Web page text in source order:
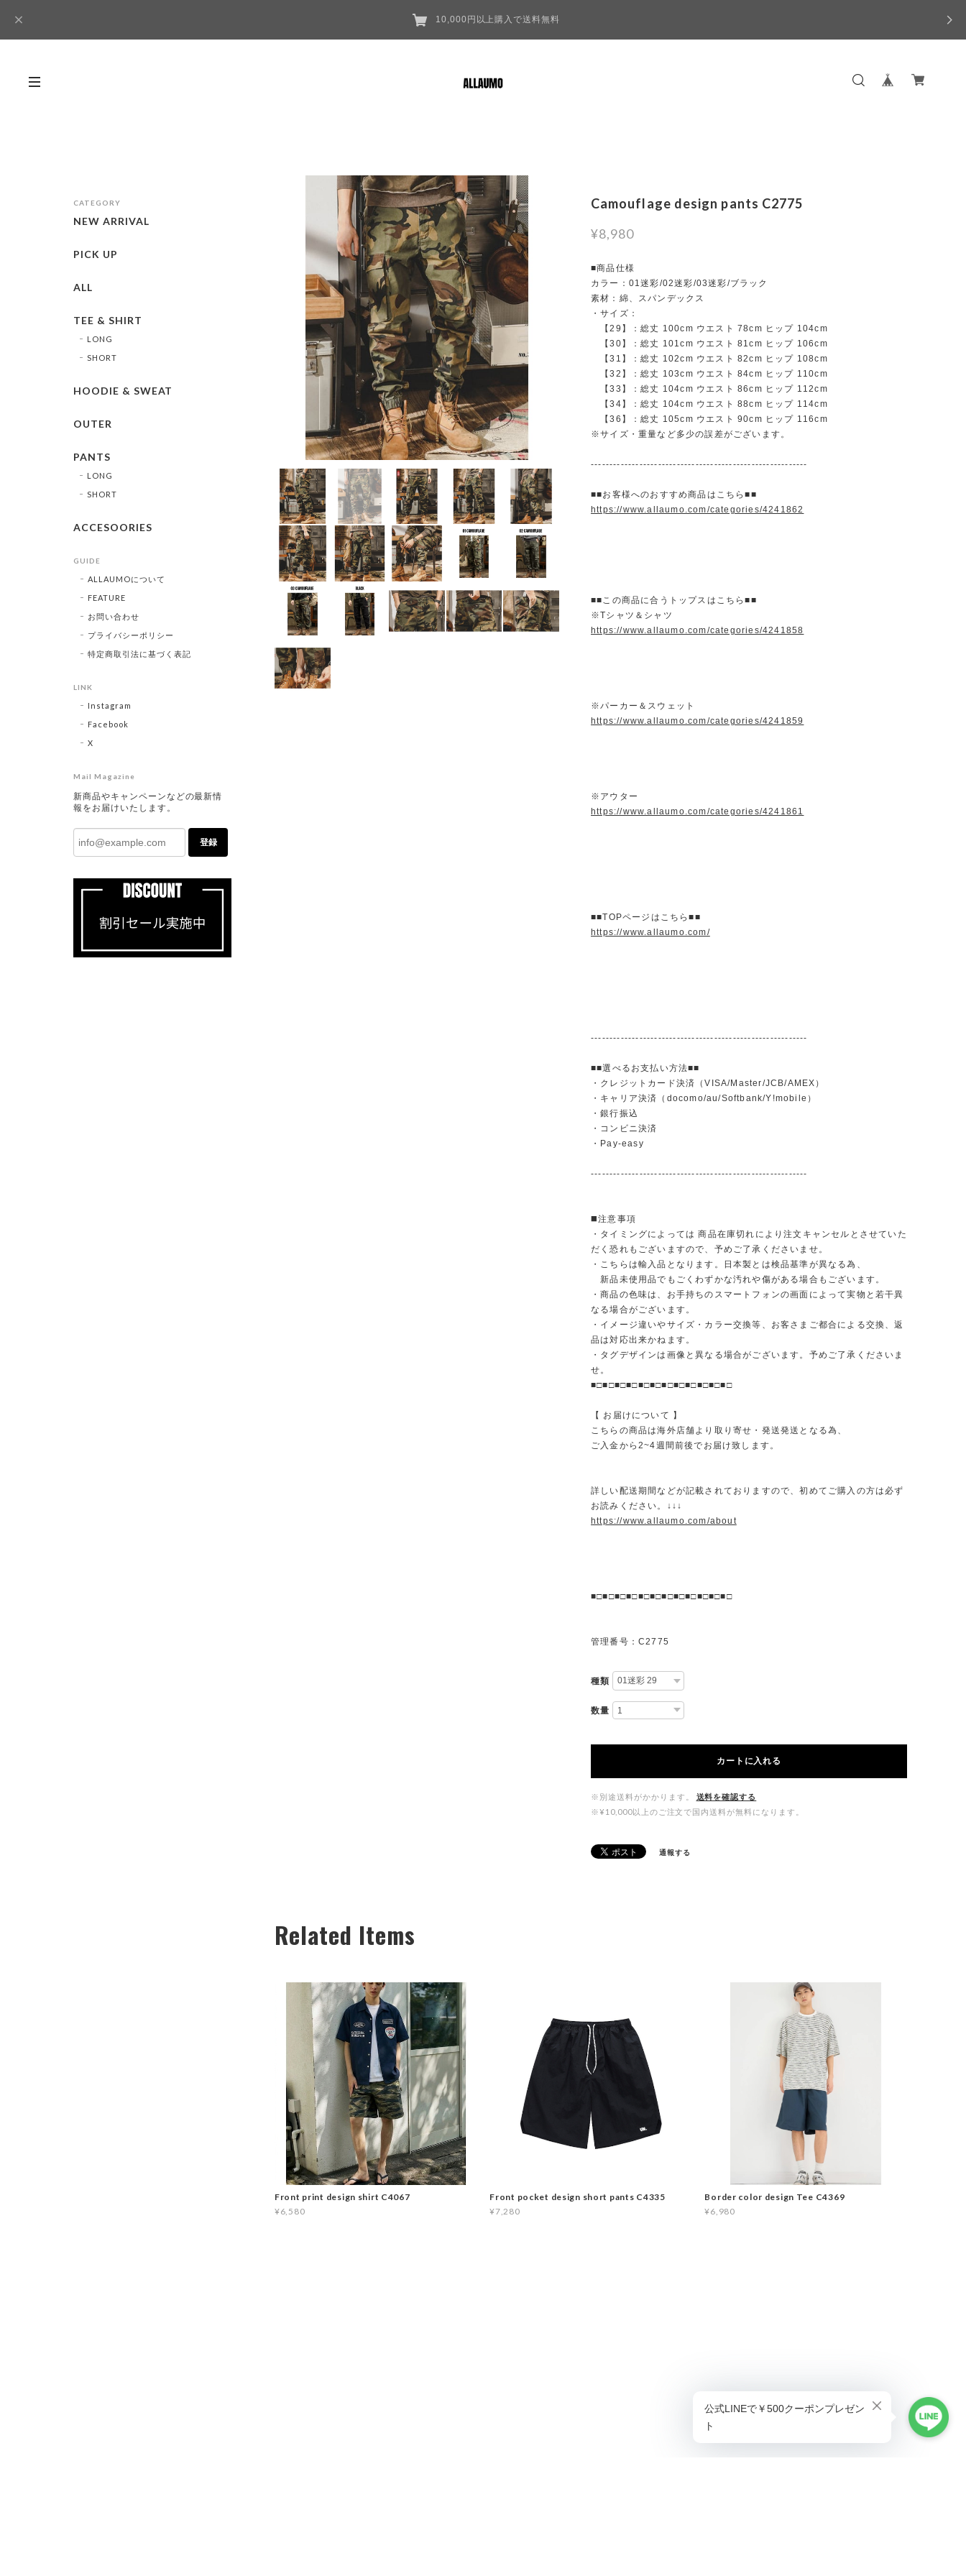
10,000円以上購入で送料無料
Camouflage design pants C2775
¥8,980
■商品仕様
カラー：01迷彩/02迷彩/03迷彩/ブラック
素材：綿、スパンデックス
・サイズ：
【29】：総丈 100cm ウエスト 78cm ヒップ 104cm
【30】：総丈 101cm ウエスト 81cm ヒップ 106cm
【31】：総丈 102cm ウエスト 82cm ヒップ 108cm
【32】：総丈 103cm ウエスト 84cm ヒップ 110cm
【33】：総丈 104cm ウエスト 86cm ヒップ 112cm
【34】：総丈 104cm ウエスト 88cm ヒップ 114cm
【36】：総丈 105cm ウエスト 90cm ヒップ 116cm
※サイズ・重量など多少の誤差がございます。
----------------------------------------------------------
■■お客様へのおすすめ商品はこちら■■
https://www.allaumo.com/categories/4241862
■■この商品に合うトップスはこちら■■
※Tシャツ＆シャツ
https://www.allaumo.com/categories/4241858
※パーカー＆スウェット
https://www.allaumo.com/categories/4241859
※アウター
https://www.allaumo.com/categories/4241861
■■TOPページはこちら■■
https://www.allaumo.com/
----------------------------------------------------------
■■選べるお支払い方法■■
・クレジットカード決済（VISA/Master/JCB/AMEX）
・キャリア決済（docomo/au/Softbank/Y!mobile）
・銀行振込
・コンビニ決済
・Pay-easy
----------------------------------------------------------
◼️注意事項
・タイミングによっては 商品在庫切れにより注文キャンセルとさせていた
だく恐れもございますので、予めご了承くださいませ。
・こちらは輸入品となります。日本製とは検品基準が異なる為、
新品未使用品でもごくわずかな汚れや傷がある場合もございます。
・商品の色味は、お手持ちのスマートフォンの画面によって実物と若干異
なる場合がございます。
・イメージ違いやサイズ・カラー交換等、お客さまご都合による交換、返
品は対応出来かねます。
・タグデザインは画像と異なる場合がございます。予めご了承くださいま
せ。
■□■□■□■□■□■□■□■□■□■□■□■□
【 お届けについて 】
こちらの商品は海外店舗より取り寄せ・発送発送となる為、
ご入金から2~4週間前後でお届け致します。
詳しい配送期間などが記載されておりますので、初めてご購入の方は必ず
お読みください。↓↓↓
https://www.allaumo.com/about
■□■□■□■□■□■□■□■□■□■□■□■□
管理番号：C2775
種類
数量
カートに入れる
※別途送料がかかります。
送料を確認する
※¥10,000以上のご注文で国内送料が無料になります。
通報する
Related Items
Front print design shirt C4067
¥6,580
Front pocket design short pants C4335
¥7,280
Border color design Tee C4369
¥6,980
CATEGORY
NEW ARRIVAL
PICK UP
ALL
TEE & SHIRT
LONG
SHORT
HOODIE & SWEAT
OUTER
PANTS
LONG
SHORT
ACCESOORIES
GUIDE
ALLAUMOについて
FEATURE
お問い合わせ
プライバシーポリシー
特定商取引法に基づく表記
LINK
Instagram
Facebook
X
Mail Magazine
新商品やキャンペーンなどの最新情
報をお届けいたします。
登録